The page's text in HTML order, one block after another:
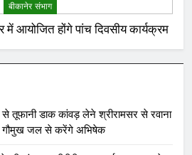
बीकानेर संभाग
में आयोजित होंगे पांच दिवसीय कार्यक्रम
तूफानी डाक कांवड़ लेने श्रीरामसर से रवाना
गौमुख जल से करेंगे अभिषेक